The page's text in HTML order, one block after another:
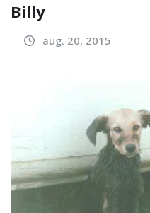
Billy
aug. 20, 2015